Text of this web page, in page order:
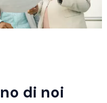
di noi